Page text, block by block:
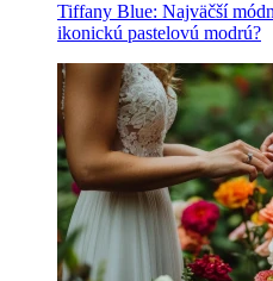
Tiffany Blue: Najväčší
ikonickú pastelovú modrú?